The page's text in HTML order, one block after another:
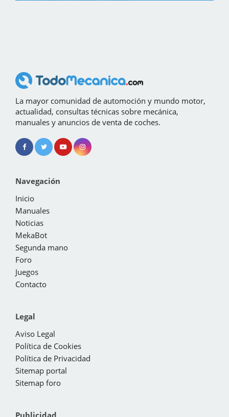
La mayor comunidad de automoción y mundo motor,
actualidad, consultas técnicas sobre mecánica,
manuales y anuncios de venta de coches.
Navegación
Inicio
Manuales
Noticias
MekaBot
Segunda mano
Foro
Juegos
Contacto
Legal
Aviso Legal
Política de Cookies
Política de Privacidad
Sitemap portal
Sitemap foro